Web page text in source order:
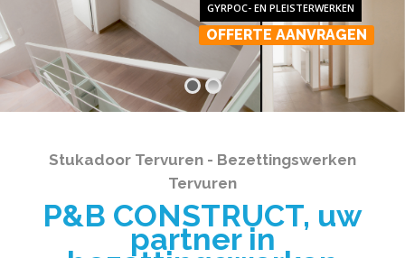
GYRPOC- EN PLEISTERWERKEN
OFFERTE AANVRAGEN
Stukadoor Tervuren - Bezettingswerken
Tervuren
P&B CONSTRUCT, uw
partner in